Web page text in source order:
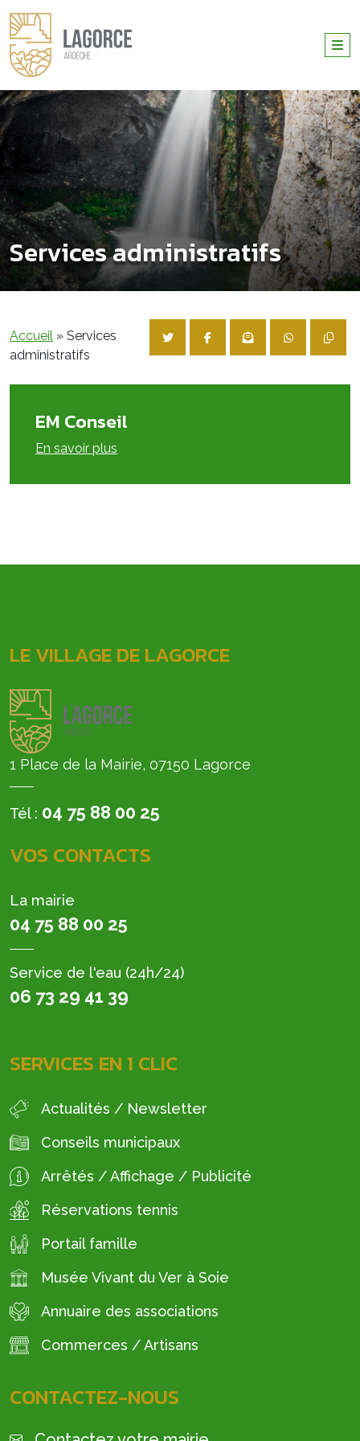
Services administratifs
Accueil » Services
administratifs
EM Conseil
En savoir plus
LE VILLAGE DE LAGORCE
1 Place de la Mairie, 07150 Lagorce
Tél : 04 75 88 00 25
VOS CONTACTS
La mairie
04 75 88 00 25
Service de l'eau (24h/24)
06 73 29 41 39
SERVICES EN 1 CLIC
Actualités / Newsletter
Conseils municipaux
Arrêtés / Affichage / Publicité
Réservations tennis
Portail famille
Musée Vivant du Ver à Soie
Annuaire des associations
Commerces / Artisans
CONTACTEZ-NOUS